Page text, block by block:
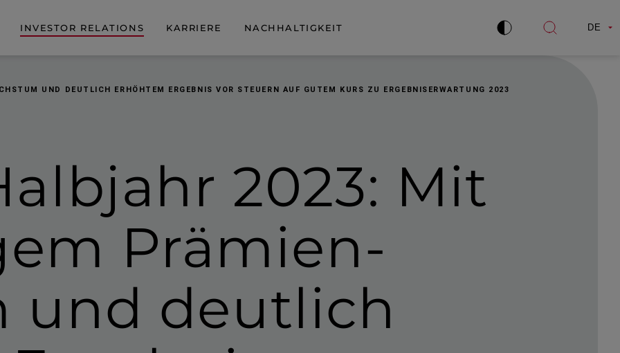
INVESTOR RELATIONS KARRIERE NACHHALTIGKEIT
Kontrast
Suche
DE
UND DEUTLICH ERHÖHTEM ERGEBNIS VOR STEUERN AUF GUTEM KURS ZU ERGEBNISERWARTUNG 2023
2023: Mit
Prämien­
und deutlich